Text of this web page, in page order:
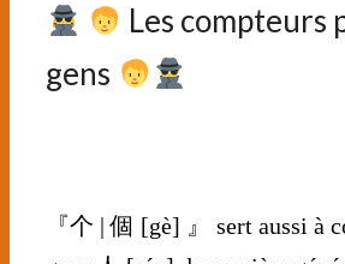
Les compteurs
gens
『个 | 個 [gè] 』 sert aussi à